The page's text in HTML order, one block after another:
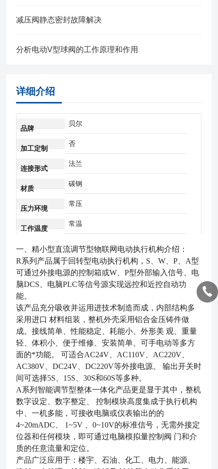
减压阀静态密封故障解决
分析电动V型球阀的工作原理和作用
详细介绍
品牌
贝尔
加工定制
否
连接形式
法兰
材质
碳钢
压力环境
常压
工作温度
常温
一、精小型直流调节型物联网电动执行机构介绍：
R系列产品属于回转型电动执行机构，S、W、P、A型
可通过外接电源的控制箱或W、P型外部输入信号、电
脑DCS、电脑PLC等信号源实现远控和近控自动功
能。
该产品充分吸收并运用进技术制造而成，内部结构多
采用进口 材料组装，整机外壳采用铝合金压铸件做
成。接线简单、性能稳定、耗能小、外形美 观、重量
轻、体积小、便于维修、安装简单、可手电动等多方
面的*功能。 可适合AC24V、AC110V、AC220V、
AC380V、DC24V、DC220V等外接电源。 输出开关时
间可选择5S、15S、30S和60S等多种。
A系列智能调节型整体一体化产品更是显于其中，整机
数字设定、数字整定、 控制模块高度集成于执行机构
中、一机多能，可接收电脑或仪表输出的的
4~20mADC、 1~5V 、0~10V的标准信号，无需外接定
位器和任何模块，即可通过电脑模拟量控制阀 门和介
质的任意流量和定位。
产品广泛应用于：楼宇、石油、化工、电力、能源、